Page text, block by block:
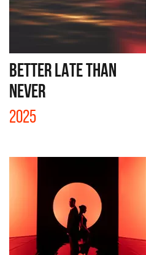
BETTER LATE THAN
NEVER
2025